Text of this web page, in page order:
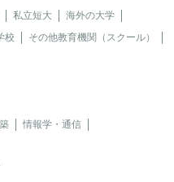
私立短大
海外の大学
校
その他教育機関（スクール）
情報学・通信